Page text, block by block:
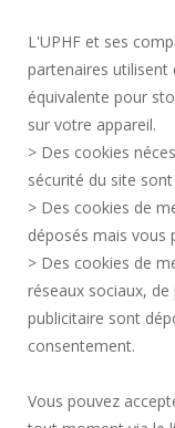
DONNÉES
MARCHÉS PUBLICS
MENTIONS LÉGALES
RECRUTEMENTS
CRÉDITS
ESPACE PRESSE
SERVICES PUBLICS
CONTACTS
GESTION DES
L'UPHF et ses
partenaires utilisent
équivalente pour
sur votre appareil.
> Des cookies
sécurité du site
> Des cookies de
déposés mais vous
> Des cookies de
réseaux sociaux,
publicitaire sont
consentement.
Vous pouvez